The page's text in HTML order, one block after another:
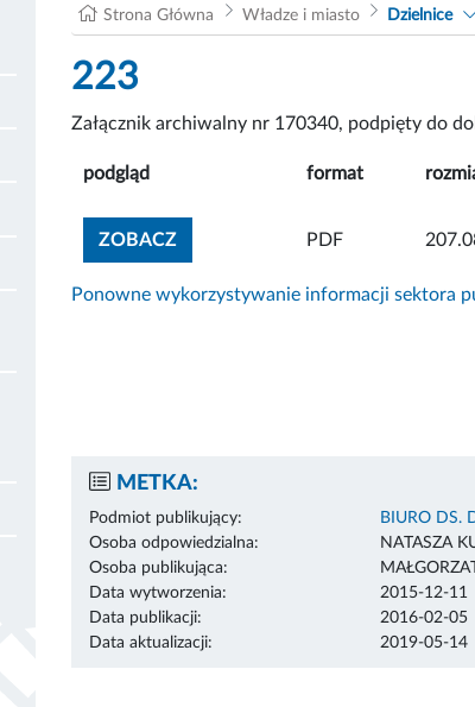
Strona Główna Władze i miasto Dzielnice
223
Załącznik archiwalny nr 170340, podpięty do
podgląd format
ZOBACZZOBACZ ZAŁĄCZNIK
PDF
Ponowne wykorzystywanie informacji sektora
METKA:
Podmiot publikujący:
BIURO DS.
Osoba odpowiedzialna:
NATASZA
Osoba publikująca:
Data wytworzenia:
2015-12-11
Data publikacji:
2016-02-05
Data aktualizacji:
2019-05-14